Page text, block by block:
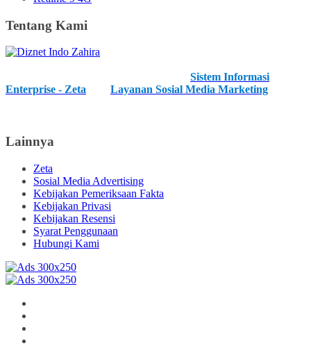
Tentang Kami
Sistem Informasi
Enterprise - Zeta
Layanan Sosial Media Marketing
Lainnya
Zeta
Sosial Media Advertising
Kebijakan Pemeriksaan Fakta
Kebijakan Privasi
Kebijakan Resensi
Syarat Penggunaan
Hubungi Kami